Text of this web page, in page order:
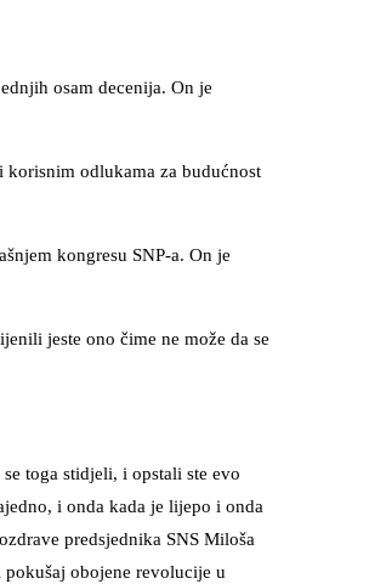
osam decenija. On je
korisnim odlukama za budućnost
kongresu SNP-a. On je
jeste ono čime ne može da se
toga stidjeli, i opstali ste evo
i onda kada je lijepo i onda
predsjednika SNS Miloša
obojene revolucije u